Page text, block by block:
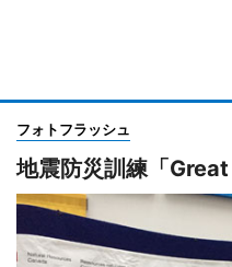
フォトフラッシュ
地震防災訓練「